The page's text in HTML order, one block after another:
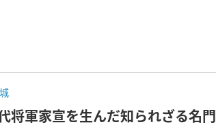
将軍家宣を生んだ知られざる名門